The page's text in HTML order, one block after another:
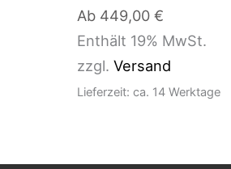
Ab 449,00 €
Enthält 19% MwSt.
zzgl. Versand
Lieferzeit: ca. 14 Werktage